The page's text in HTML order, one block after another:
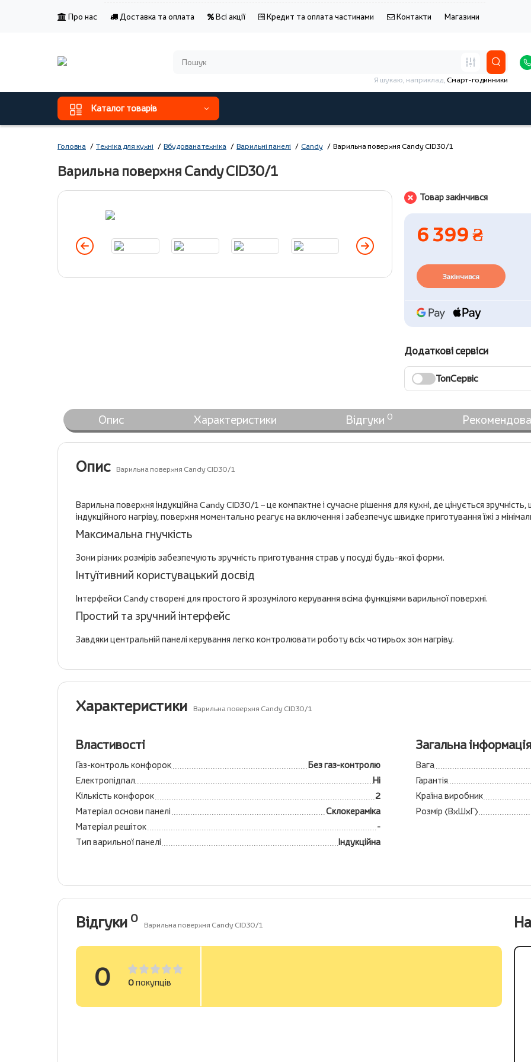
Про нас Доставка та оплата Всі акції Кредит та оплата частинами Контакти Магазини
Я шукаю, наприклад,Смарт-годинники
Каталог товарів
Головна Техніка для кухні Вбудована техніка Варильні панелі Candy Варильна поверхня Candy CID30/1
Варильна поверхня Candy CID30/1
Товар закінчився
6 399 ₴
Закінчився
Додаткові сервіси
ТопСервіс
Опис Характеристики Відгуки 0
Опис Варильна поверхня Candy CID30/1
Варильна поверхня індукційна Candy CID30/1 – це компактне і сучасне рішення для кухні, де цінується зручність,
індукційного нагріву, поверхня моментально реагує на включення і забезпечує швидке приготування їжі з
Максимальна гнучкість
Зони різних розмірів забезпечують зручність приготування страв у посуді будь-якої форми.
Інтуїтивний користувацький досвід
Інтерфейси Candy створені для простого й зрозумілого керування всіма функціями варильної поверхні.
Простий та зручний інтерфейс
Завдяки центральній панелі керування легко контролювати роботу всіх чотирьох зон нагріву.
Характеристики Варильна поверхня Candy CID30/1
Властивості
Газ-контроль конфорок
Без газ-контролю
Електропідпал
Ні
Кількість конфорок
2
Матеріал основи панелі
Склокераміка
Матеріал решіток
-
Тип варильної панелі
Індукційна
Загальна інформація
Вага
Гарантія
Країна виробник
Розмір (ВхШхГ)
Відгуки 0 Варильна поверхня Candy CID30/1
0 0покупців